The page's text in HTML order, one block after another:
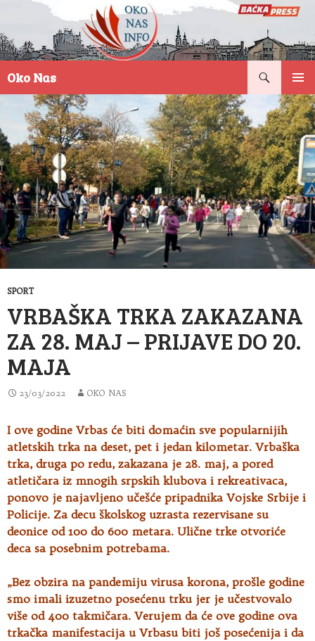
Oko Nas
SADRŽAJ
SPORT
VRBAŠKA TRKA ZAKAZANA
ZA 28. MAJ – PRIJAVE DO 20.
MAJA
23/03/2022 OKO NAS
I ove godine Vrbas će biti domaćin sve popularnijih
atletskih trka na deset, pet i jedan kilometar. Vrbaška
trka, druga po redu, zakazana je 28. maj, a pored
atletičara iz mnogih srpskih klubova i rekreativaca,
ponovo je najavljeno učešće pripadnika Vojske Srbije i
Policije. Za decu školskog uzrasta rezervisane su
deonice od 100 do 600 metara. Ulične trke otvoriće
deca sa posebnim potrebama.
„Bez obzira na pandemiju virusa korona, prošle godine
smo imali izuzetno posećenu trku jer je učestvovalo
više od 400 takmičara. Verujem da će ove godine ova
trkačka manifestacija u Vrbasu biti još posećenija i da